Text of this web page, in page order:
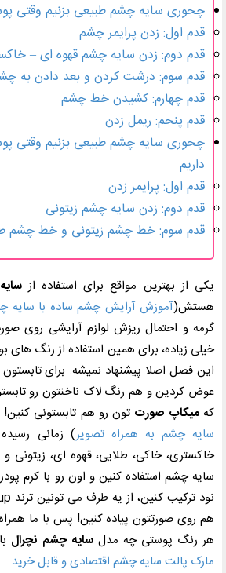
چجوری سایه چشم طبیعی بزنیم وقتی
قدم اول: زدن پرایمر چشم
قدم دوم: زدن سایه چشم قهوه ای –
قدم سوم: درشت کردن و بعد دادن به
قدم چهارم: کشیدن خط چشم
قدم پنجم: ریمل زدن
چجوری سایه چشم طبیعی بزنیم وقتی
داریم
قدم اول: پرایمر زدن
قدم دوم: زدن سایه چشم زیتونی
قدم سوم: خط چشم زیتونی و خط چشم
یکی از بهترین مواقع برای استفاده از
هستش(آموزش آرایش چشم ساده با سایه
گرمه و احتمال ریزش لوازم آرایشی روی
خیلی زیاده، برای همین استفاده از رنگ های
این فصل اصلا پیشنهاد نمیشه. برای
عوض کردین و هم رنگ لاک ناخنتون رو
کهمیکاپ صورت تون رو هم تابستونی
سایه چشم به همراه تصویر) زمانی
خاکستری، خاکی، طلایی، قهوه ای، زیتونی و
سایه چشم استفاده کنین و اون رو با کرم
نود ترکیب کنین، از یه طرف می تونین ترند
هم روی صورتتون پیاده کنین! پس با ما همراه
هر رنگ پوستی چه مدلسایه چشم نچرال
مارک پالت سایه چشم اقتصادی و قابل خرید